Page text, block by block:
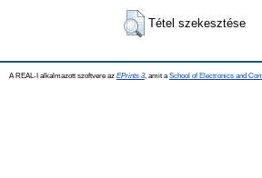
Tétel szekesztése
A REAL-I alkalmazott szoftvere az EPrints 3, amit a School of Electronics and